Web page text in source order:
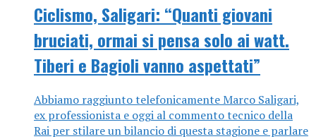
Ciclismo, Saligari: “Quanti giovani
bruciati, ormai si pensa solo ai watt.
Tiberi e Bagioli vanno aspettati”
Abbiamo raggiunto telefonicamente Marco Saligari,
ex professionista e oggi al commento tecnico della
Rai per stilare un bilancio di questa stagione e parlare